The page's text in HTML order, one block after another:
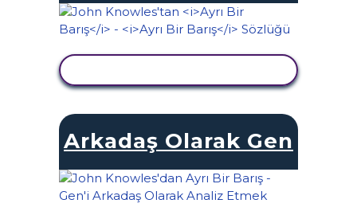
Arkadaş Olarak Gen